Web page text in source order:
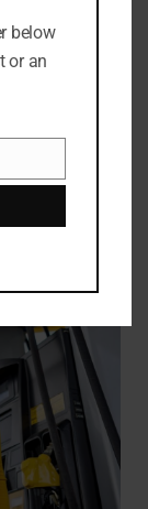
tertinggi
below
or an